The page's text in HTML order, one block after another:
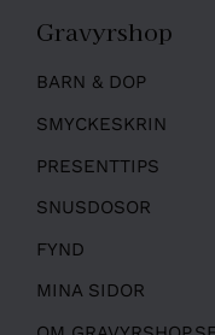
Gravyrshop
BARN & DOP
SMYCKESKRIN
PRESENTTIPS
SNUSDOSOR
FYND
MINA SIDOR